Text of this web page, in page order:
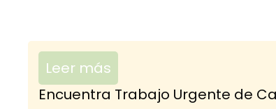
Leer más
Encuentra Trabajo Urgente de